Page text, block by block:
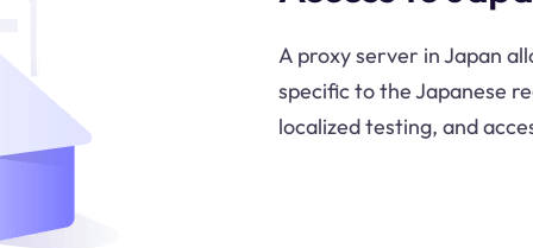
A proxy server in Japan
specific to the Japanese
localized testing, and